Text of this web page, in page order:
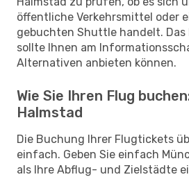
öffentliche Verkehrsmittel oder
gebuchten Shuttle handelt. Das
sollte Ihnen am
Alternativen anbieten können.
Wie Sie Ihren Flug
Halmstad
Die Buchung Ihrer Flugtickets
einfach. Geben Sie einfach
als Ihre Abflug- und Zielstädte